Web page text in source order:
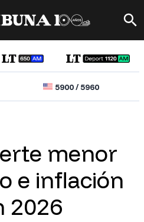
5900/5960
menor
e inflación
2026